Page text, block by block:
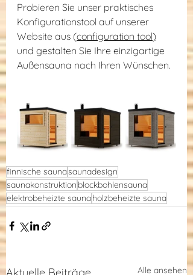
Probieren Sie unser praktisches
Konfigurationstool auf unserer
Website aus (configuration tool)
und gestalten Sie Ihre einzigartige
Außensauna nach Ihren Wünschen.
finnische saunasaunadesign
saunakonstruktion blockbohlensauna
elektrobeheizte saunaholzbeheizte sauna
Aktuelle Beiträge Alle ansehen